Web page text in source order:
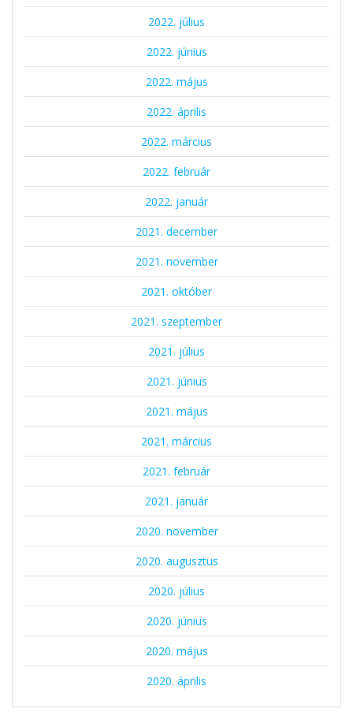
2022. július
2022. június
2022. május
2022. április
2022. március
2022. február
2022. január
2021. december
2021. november
2021. október
2021. szeptember
2021. július
2021. június
2021. május
2021. március
2021. február
2021. január
2020. november
2020. augusztus
2020. július
2020. június
2020. május
2020. április